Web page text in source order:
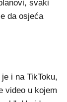
svaki
da osjeća
i na TikToku,
video u kojem